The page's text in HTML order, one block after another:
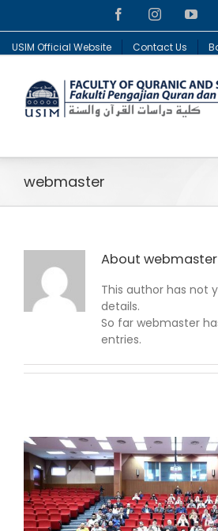
FacebookInstagram
USIM Official Website Contact Us
webmaster
About webmaster
This author has not
details.
So far webmaster
entries.